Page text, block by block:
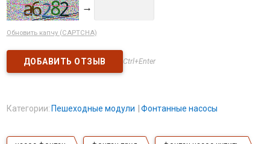
→
Обновить капчу (CAPTCHA)
Ctrl+Enter
Категории: Пешеходные модули Фонтанные насосы